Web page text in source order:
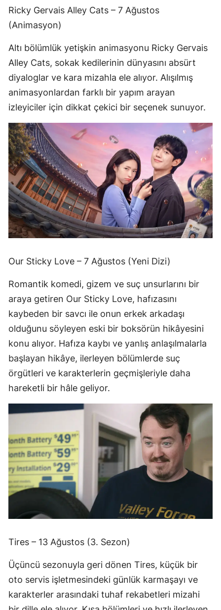
Ricky Gervais Alley Cats – 7 Ağustos
(Animasyon)
Altı bölümlük yetişkin animasyonu Ricky Gervais
Alley Cats, sokak kedilerinin dünyasını absürt
diyaloglar ve kara mizahla ele alıyor. Alışılmış
animasyonlardan farklı bir yapım arayan
izleyiciler için dikkat çekici bir seçenek sunuyor.
Our Sticky Love – 7 Ağustos (Yeni Dizi)
Romantik komedi, gizem ve suç unsurlarını bir
araya getiren Our Sticky Love, hafızasını
kaybeden bir savcı ile onun erkek arkadaşı
olduğunu söyleyen eski bir boksörün hikâyesini
konu alıyor. Hafıza kaybı ve yanlış anlaşılmalarla
başlayan hikâye, ilerleyen bölümlerde suç
örgütleri ve karakterlerin geçmişleriyle daha
hareketli bir hâle geliyor.
Tires – 13 Ağustos (3. Sezon)
Üçüncü sezonuyla geri dönen Tires, küçük bir
oto servis işletmesindeki günlük karmaşayı ve
karakterler arasındaki tuhaf rekabetleri mizahi